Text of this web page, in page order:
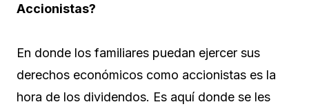
Accionistas?
En donde los familiares puedan ejercer sus
derechos económicos como accionistas es la
hora de los dividendos. Es aquí donde se les